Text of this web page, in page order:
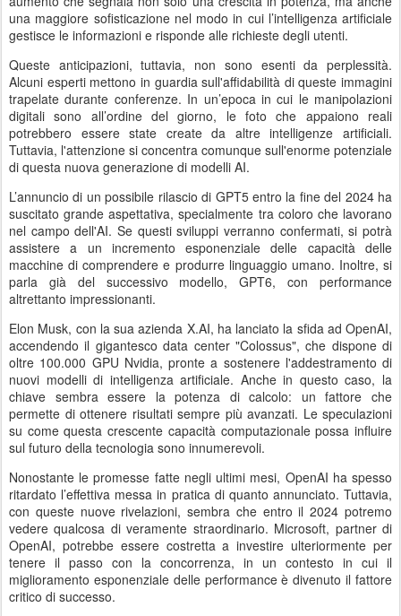
una maggiore sofisticazione nel modo in cui l’intelligenza artificiale
gestisce le informazioni e risponde alle richieste degli utenti.
Queste anticipazioni, tuttavia, non sono esenti da perplessità.
Alcuni esperti mettono in guardia sull'affidabilità di queste immagini
trapelate durante conferenze. In un’epoca in cui le manipolazioni
digitali sono all’ordine del giorno, le foto che appaiono reali
potrebbero essere state create da altre intelligenze artificiali.
Tuttavia, l'attenzione si concentra comunque sull'enorme potenziale
di questa nuova generazione di modelli AI.
L’annuncio di un possibile rilascio di GPT5 entro la fine del 2024 ha
suscitato grande aspettativa, specialmente tra coloro che lavorano
nel campo dell'AI. Se questi sviluppi verranno confermati, si potrà
assistere a un incremento esponenziale delle capacità delle
macchine di comprendere e produrre linguaggio umano. Inoltre, si
parla già del successivo modello, GPT6, con performance
altrettanto impressionanti.
Elon Musk, con la sua azienda X.AI, ha lanciato la sfida ad OpenAI,
accendendo il gigantesco data center "Colossus", che dispone di
oltre 100.000 GPU Nvidia, pronte a sostenere l'addestramento di
nuovi modelli di intelligenza artificiale. Anche in questo caso, la
chiave sembra essere la potenza di calcolo: un fattore che
permette di ottenere risultati sempre più avanzati. Le speculazioni
su come questa crescente capacità computazionale possa influire
sul futuro della tecnologia sono innumerevoli.
Nonostante le promesse fatte negli ultimi mesi, OpenAI ha spesso
ritardato l’effettiva messa in pratica di quanto annunciato. Tuttavia,
con queste nuove rivelazioni, sembra che entro il 2024 potremo
vedere qualcosa di veramente straordinario. Microsoft, partner di
OpenAI, potrebbe essere costretta a investire ulteriormente per
tenere il passo con la concorrenza, in un contesto in cui il
miglioramento esponenziale delle performance è divenuto il fattore
critico di successo.